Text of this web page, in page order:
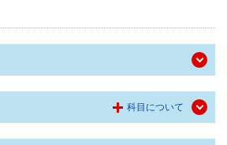
科目について